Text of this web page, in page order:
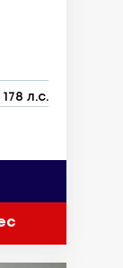
178 л.с.